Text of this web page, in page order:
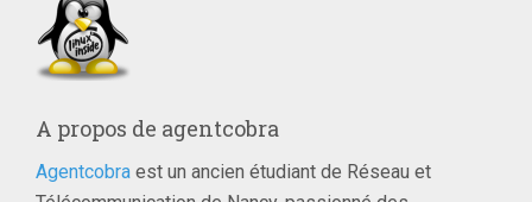
A propos de agentcobra
Agentcobra est un ancien étudiant de Réseau et